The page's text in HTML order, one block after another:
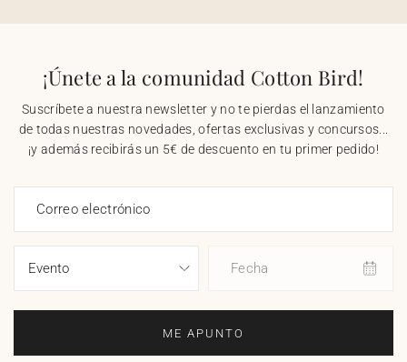
¡Únete a la comunidad Cotton Bird!
Suscríbete a nuestra newsletter y no te pierdas el lanzamiento
de todas nuestras novedades, ofertas exclusivas y concursos...
¡y además recibirás un 5€ de descuento en tu primer pedido!
Correo electrónico
Fecha
ME APUNTO